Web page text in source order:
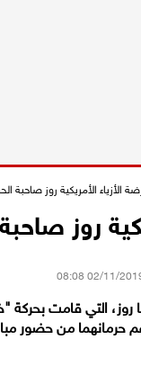
الأزياء الأمريكية روز صاحبة
روز
روز، التي قامت